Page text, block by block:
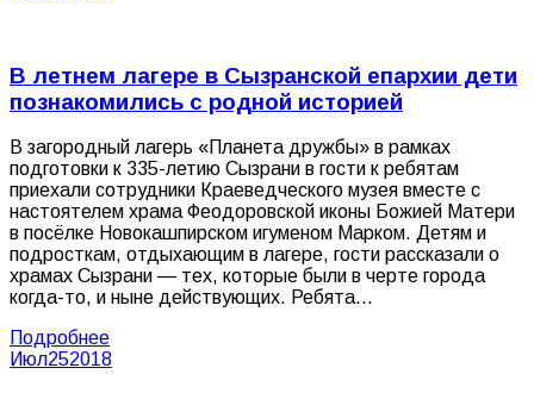
В летнем лагере в Сызранской епархии дети
познакомились с родной историей
В загородный лагерь «Планета дружбы» в рамках
подготовки к 335-летию Сызрани в гости к ребятам
приехали сотрудники Краеведческого музея вместе с
настоятелем храма Феодоровской иконы Божией Матери
в посёлке Новокашпирском игуменом Марком. Детям и
подросткам, отдыхающим в лагере, гости рассказали о
храмах Сызрани — тех, которые были в черте города
когда-то, и ныне действующих. Ребята…
Подробнее
Июл252018